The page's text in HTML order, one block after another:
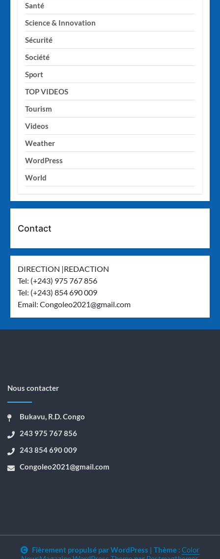
Santé
Science & Innovation
Sécurité
Société
Sport
TOP VIDEOS
Tourism
Videos
Weather
WordPress
World
Contact
DIRECTION |REDACTION
Tel: (+243) 975 767 856
Tel: (+243) 854 690 009
Email:Congoleo2021@gmail.com
Nous contacter
Bukavu, R.D. Congo
243 975 767 856
243 854 690 009
Congoleo2021@gmail.com
Fièrement propulsé par WordPress | Thème : Color